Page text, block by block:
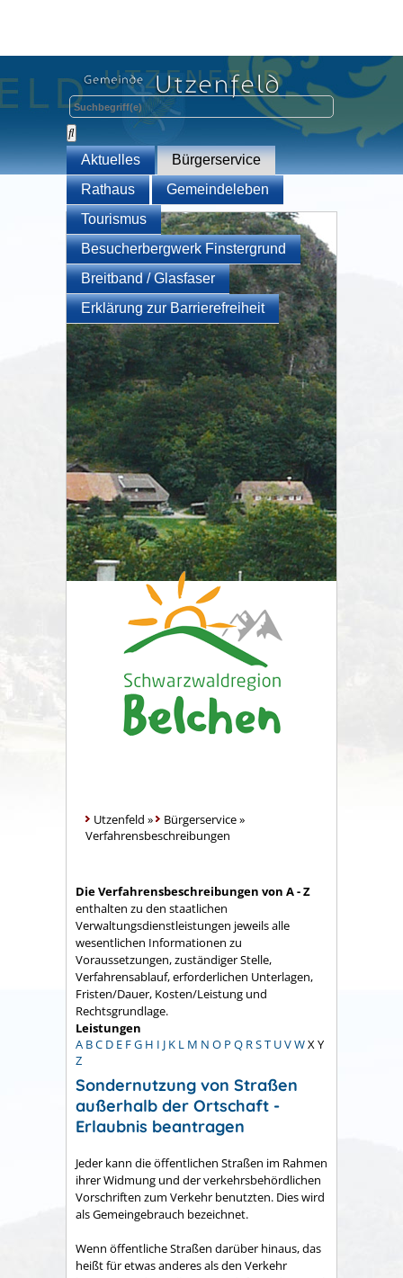
Aktuelles
Bürgerservice
Rathaus
Gemeindeleben
Tourismus
Besucherbergwerk Finstergrund
Breitband / Glasfaser
Erklärung zur Barrierefreiheit
Utzenfeld » Bürgerservice»
Verfahrensbeschreibungen
Die Verfahrensbeschreibungen von A - Z
enthalten zu den staatlichen
Verwaltungsdienstleistungen jeweils alle
wesentlichen Informationen zu
Voraussetzungen, zuständiger Stelle,
Verfahrensablauf, erforderlichen Unterlagen,
Fristen/Dauer, Kosten/Leistung und
Rechtsgrundlage.
Leistungen
A BC D E FG H I J K L M N O P Q RST UVWX Y
Z
Sondernutzung von Straßen
außerhalb der Ortschaft -
Erlaubnis beantragen
Jeder kann die öffentlichen Straßen im Rahmen
ihrer Widmung und der verkehrsbehördlichen
Vorschriften zum Verkehr benutzten. Dies wird
als Gemeingebrauch bezeichnet.
Wenn öffentliche Straßen darüber hinaus, das
heißt für etwas anderes als den Verkehr